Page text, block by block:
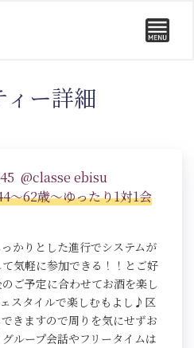
ィー詳細
@classe ebisu
62歳～ゆったり1対1会
かりとした進行でシステムが
気軽に参加できる！！とご好
ご予定に合わせてお酒を楽し
スタイルで楽しむもよし♪区
きますので周りを気にせずお
ループ会話やフリータイムは